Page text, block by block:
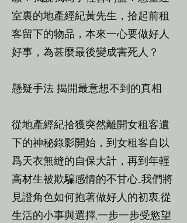
室裏的地產經紀黃先生，拾起前租
客留下的物品，本來一心要做好人
好事，為甚麼最後變成害死人？
懸疑手法 揭開最意想不到的真相
從地產經紀拾獲突然離開女租客遺
下的神秘錄影開始，到女租客自以
爲天衣無縫的自保大計，再到年輕
高材生被欺騙感情的不甘心......我們將
見證角色如何抱著做好人的初衷,從
生活的小事與選擇,一步一步受慾望